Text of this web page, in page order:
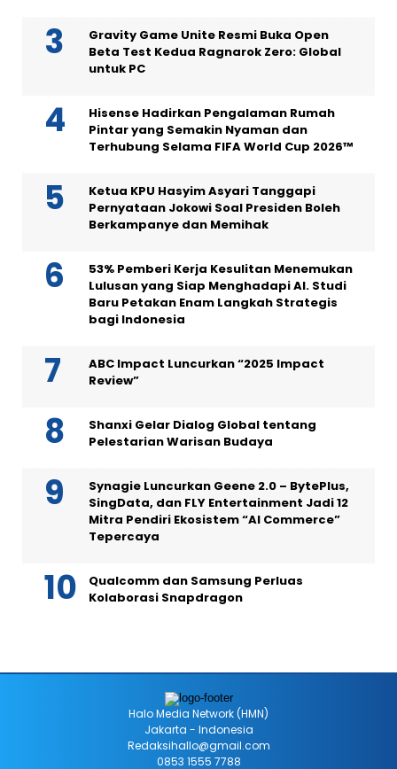
Gravity Game Unite Resmi Buka Open
Beta Test Kedua Ragnarok Zero: Global
untuk PC
Hisense Hadirkan Pengalaman Rumah
Pintar yang Semakin Nyaman dan
Terhubung Selama FIFA World Cup 2026™
Ketua KPU Hasyim Asyari Tanggapi
Pernyataan Jokowi Soal Presiden Boleh
Berkampanye dan Memihak
53% Pemberi Kerja Kesulitan Menemukan
Lulusan yang Siap Menghadapi AI. Studi
Baru Petakan Enam Langkah Strategis
bagi Indonesia
ABC Impact Luncurkan “2025 Impact
Review”
Shanxi Gelar Dialog Global tentang
Pelestarian Warisan Budaya
Synagie Luncurkan Geene 2.0 – BytePlus,
SingData, dan FLY Entertainment Jadi 12
Mitra Pendiri Ekosistem “AI Commerce”
Tepercaya
Qualcomm dan Samsung Perluas
Kolaborasi Snapdragon
Halo Media Network (HMN)
Jakarta - Indonesia
Redaksihallo@gmail.com
0853 1555 7788